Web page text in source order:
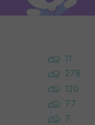
11
278
120
77
7